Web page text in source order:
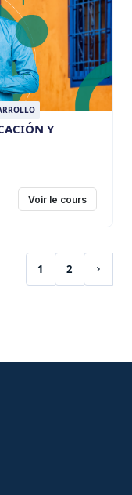
Y
Voir le cours
1
(actuel)
2